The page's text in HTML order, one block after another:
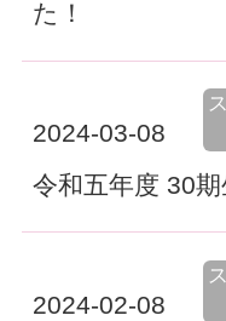
た！
2024-03-08
令和五年度 30
2024-02-08